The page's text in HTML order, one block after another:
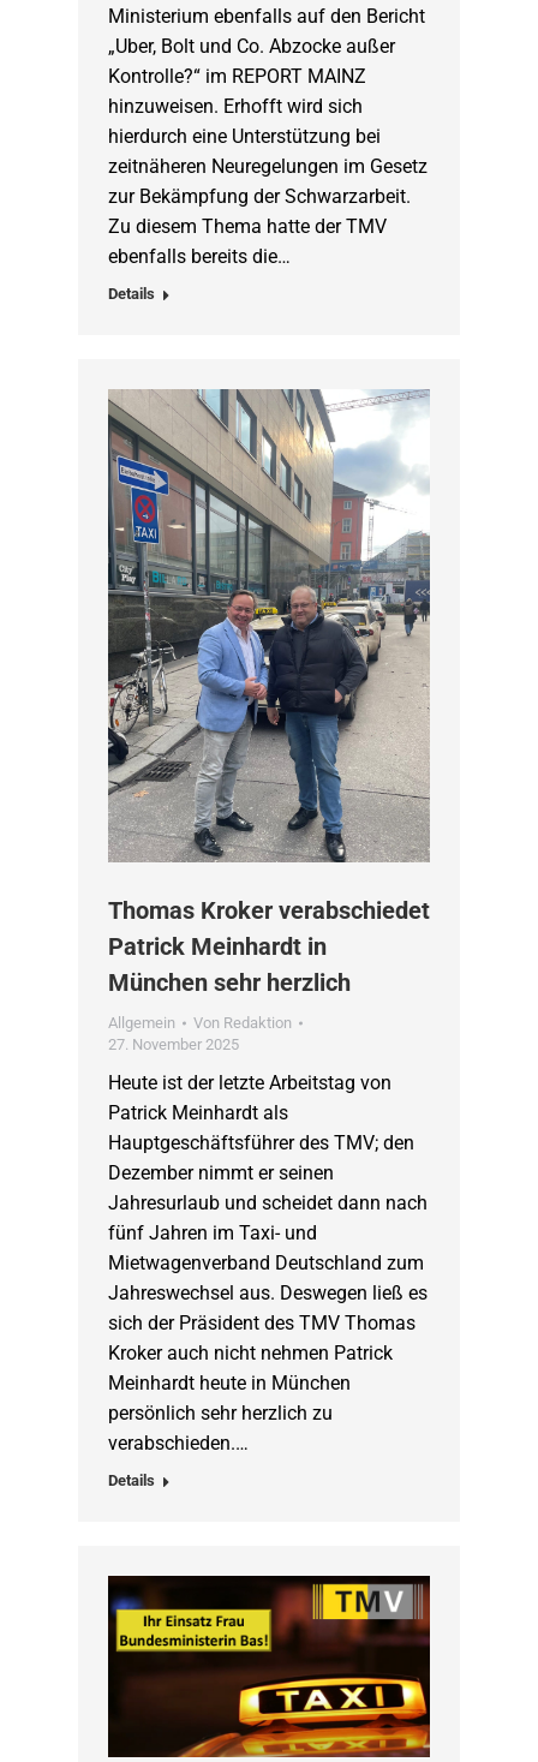
Ministerium ebenfalls auf den Bericht
„Uber, Bolt und Co. Abzocke außer
Kontrolle?“ im REPORT MAINZ
hinzuweisen. Erhofft wird sich
hierdurch eine Unterstützung bei
zeitnäheren Neuregelungen im Gesetz
zur Bekämpfung der Schwarzarbeit.
Zu diesem Thema hatte der TMV
ebenfalls bereits die…
Details
Thomas Kroker verabschiedet
Patrick Meinhardt in
München sehr herzlich
Allgemein Von Redaktion
27. November 2025
Heute ist der letzte Arbeitstag von
Patrick Meinhardt als
Hauptgeschäftsführer des TMV; den
Dezember nimmt er seinen
Jahresurlaub und scheidet dann nach
fünf Jahren im Taxi- und
Mietwagenverband Deutschland zum
Jahreswechsel aus. Deswegen ließ es
sich der Präsident des TMV Thomas
Kroker auch nicht nehmen Patrick
Meinhardt heute in München
persönlich sehr herzlich zu
verabschieden.…
Details